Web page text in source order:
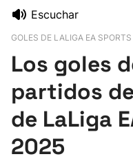
Pelota
Remo
Escuchar
GOLES DE LALIGA EA SPORTS
Los goles
partidos
de LaLiga
2025